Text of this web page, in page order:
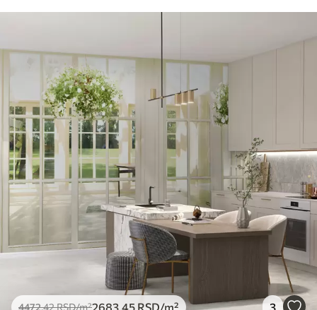
4472.42RSD/m²2683 .45 RSD/m² 3